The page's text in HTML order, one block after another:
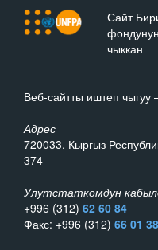
Сайт
чыккан
Веб-сайтты иштеп
Адрес
720033, Кыргыз
374
Улутстаткомдун
+996 (312) 62 60 84
Факс: +996 (312) 66 01 38